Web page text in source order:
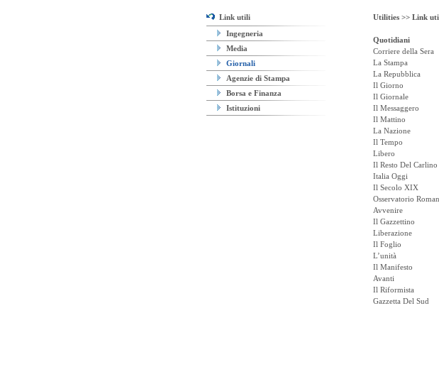
Link utili
Ingegneria
Media
Giornali
Agenzie di Stampa
Borsa e Finanza
Istituzioni
Utilities >> Link
Quotidiani
Corriere della Sera
La Stampa
La Repubblica
Il Giorno
Il Giornale
Il Messaggero
Il Mattino
La Nazione
Il Tempo
Libero
Il Resto Del Carlino
Italia Oggi
Il Secolo XIX
Osservatorio
Avvenire
Il Gazzettino
Liberazione
Il Foglio
L’unità
Il Manifesto
Avanti
Il Riformista
Gazzetta Del Sud